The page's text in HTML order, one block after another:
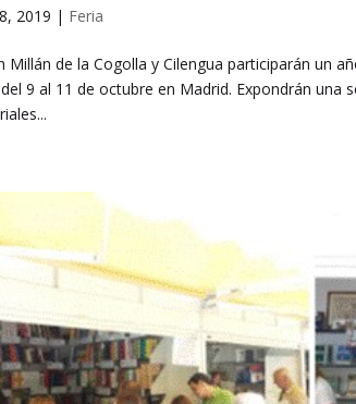
2019 | Feria
Millán de la Cogolla y Cilengua participarán un
9 al 11 de octubre en Madrid. Expondrán una